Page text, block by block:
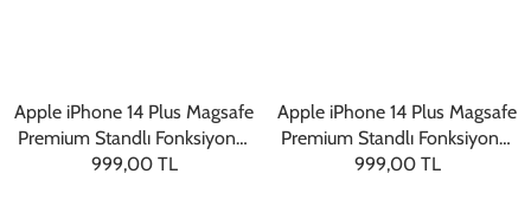
Apple iPhone 14 Plus Magsafe
Premium Standlı Fonksiyonel
Telefon Kılıfı Turuncu
999,00 TL
Apple iPhone 14 Plus Magsafe
Premium Standlı Fonksiyonel
Telefon Kılıfı Mavi
999,00 TL